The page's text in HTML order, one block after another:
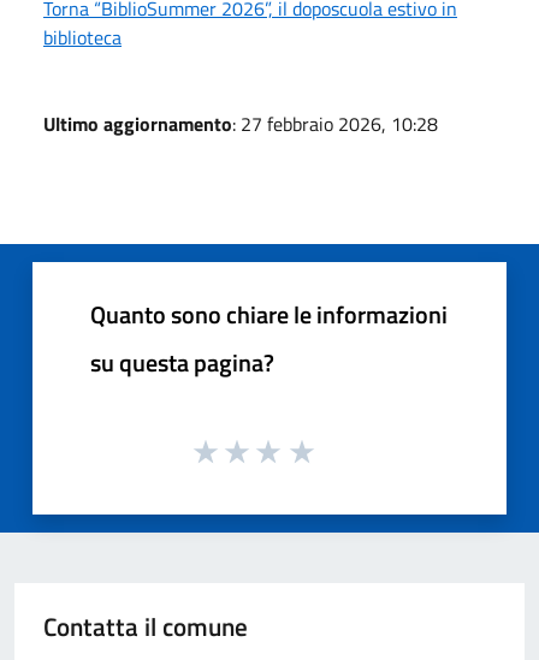
Torna “BiblioSummer 2026”, il doposcuola estivo in
biblioteca
Ultimo aggiornamento: 27 febbraio 2026, 10:28
Quanto sono chiare le informazioni
su questa pagina?
Contatta il comune